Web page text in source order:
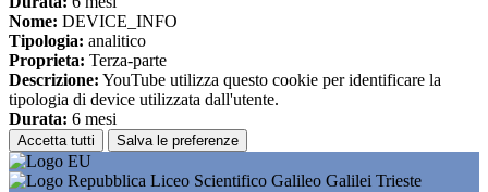
Nome: DEVICE_INFO
Tipologia: analitico
Proprieta: Terza-parte
Descrizione: YouTube utilizza questo cookie per identificare la
tipologia di device utilizzata dall'utente.
Durata: 6 mesi
Accetta tutti Salva le preferenze
Liceo Scientifico Galileo Galilei Trieste